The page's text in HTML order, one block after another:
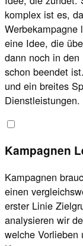
komplex ist es,
Werbekampagne
eine Idee, die
dann noch in
schon beendet
und ein breites
Dienstleistungen.
Kampagnen
Kampagnen
einen
erster Linie
analysieren wir
welche